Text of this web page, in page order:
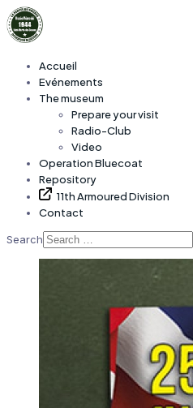
Accueil
Evénements
The museum
Prepare your visit
Radio-Club
Video
Operation Bluecoat
Repository
11th Armoured Division
Contact
Search